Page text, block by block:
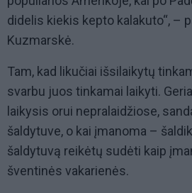
didelis kiekis kepto kalakuto“, –
Kuzmarskė.
Tam, kad likučiai išsilaikytų
svarbu juos tinkamai laikyti.
laikysis orui nepralaidžiose,
šaldytuve, o kai įmanoma –
šaldytuvą reikėtų sudėti kaip
šventinės vakarienės.